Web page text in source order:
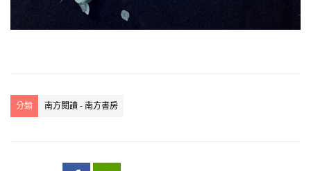
分類 南方閱讀 - 南方書房